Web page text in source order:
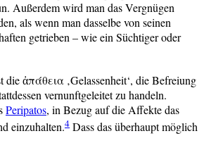
Außerdem wird man das Vergnügen
als wenn man dasselbe von seinen
getrieben – wie ein Süchtiger oder
ἀπάθεια ‚Gelassenheit‘, die Befreiung
vernunftgeleitet zu handeln.
Peripatos, in Bezug auf die Affekte das
einzuhalten.4 Dass das überhaupt möglich